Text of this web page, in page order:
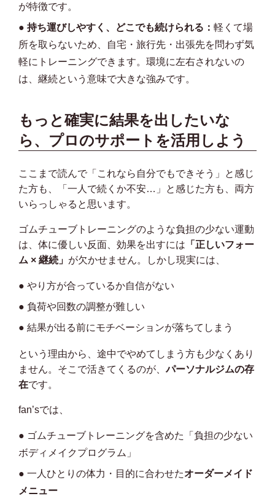
が特徴です。
● 持ち運びしやすく、どこでも続けられる： 軽くて場
所を取らないため、自宅・旅行先・出張先を問わず気
軽にトレーニングできます。環境に左右されないの
は、継続という意味で大きな強みです。
もっと確実に結果を出したいな
ら、プロのサポートを活用しよう
ここまで読んで「これなら自分でもできそう」と感じ
た方も、「一人で続くか不安…」と感じた方も、両方
いらっしゃると思います。
ゴムチューブトレーニングのような負担の少ない運動
は、体に優しい反面、効果を出すには 「正しいフォー
ム × 継続」 が欠かせません。しかし現実には、
● やり方が合っているか自信がない
● 負荷や回数の調整が難しい
● 結果が出る前にモチベーションが落ちてしまう
という理由から、途中でやめてしまう方も少なくあり
ません。そこで活きてくるのが、パーソナルジムの存
在です。
fan’sでは、
● ゴムチューブトレーニングを含めた「負担の少ない
ボディメイクプログラム」
● 一人ひとりの体力・目的に合わせたオーダーメイド
メニュー